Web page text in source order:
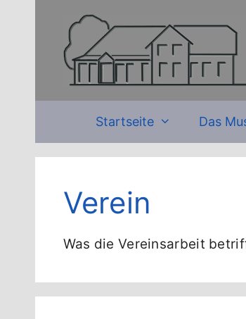
Startseite Das
Verein
Was die Vereinsarbeit